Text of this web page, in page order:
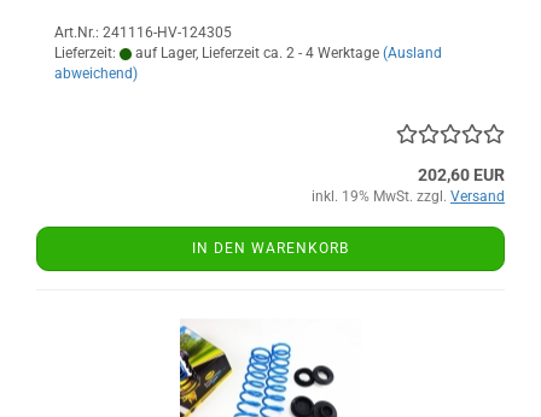
Art.Nr.: 241116-HV-124305
Lieferzeit:
auf Lager, Lieferzeit ca. 2 - 4 Werktage (Ausland
abweichend)
202,60 EUR
inkl. 19% MwSt. zzgl. Versand
IN DEN WARENKORB